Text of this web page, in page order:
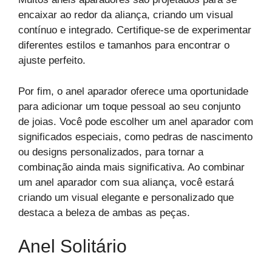
encaixar ao redor da aliança, criando um visual
contínuo e integrado. Certifique-se de experimentar
diferentes estilos e tamanhos para encontrar o
ajuste perfeito.
Por fim, o anel aparador oferece uma oportunidade
para adicionar um toque pessoal ao seu conjunto
de joias. Você pode escolher um anel aparador com
significados especiais, como pedras de nascimento
ou designs personalizados, para tornar a
combinação ainda mais significativa. Ao combinar
um anel aparador com sua aliança, você estará
criando um visual elegante e personalizado que
destaca a beleza de ambas as peças.
Anel Solitário